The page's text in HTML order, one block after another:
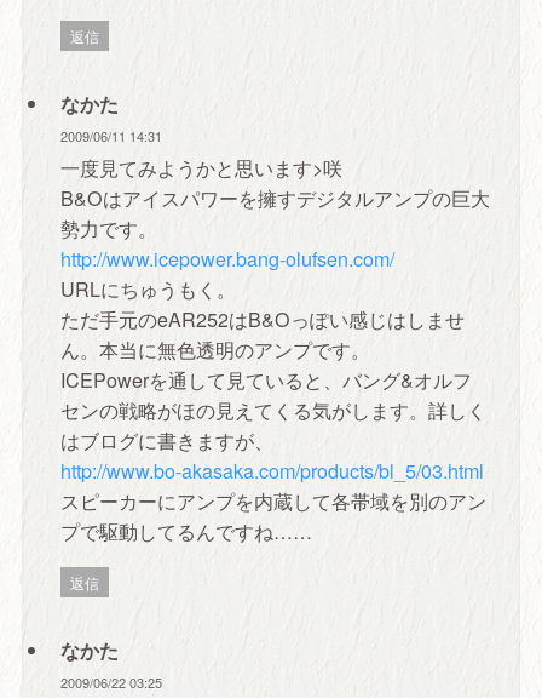
返信
なかた
2009/06/11 14:31
一度見てみようかと思います>咲
B&Oはアイスパワーを擁すデジタルアンプの巨大
勢力です。
http://www.icepower.bang-olufsen.com/
URLにちゅうもく。
ただ手元のeAR252はB&Oっぽい感じはしませ
ん。本当に無色透明のアンプです。
ICEPowerを通して見ていると、バング&オルフ
センの戦略がほの見えてくる気がします。詳しく
はブログに書きますが、
http://www.bo-akasaka.com/products/bl_5/03.html
スピーカーにアンプを内蔵して各帯域を別のアン
プで駆動してるんですね……
返信
なかた
2009/06/22 03:25